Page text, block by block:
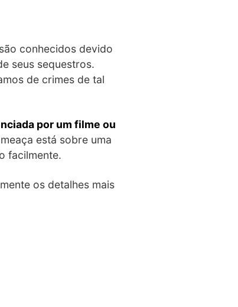
são conhecidos devido
seus sequestros.
de crimes de tal
por um filme ou
está sobre uma
facilmente.
os detalhes mais